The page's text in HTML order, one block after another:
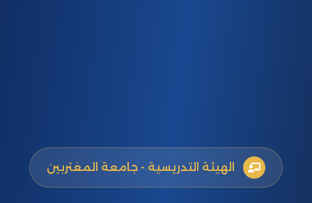
الهيئة التدريسية - جامعة المغتربين